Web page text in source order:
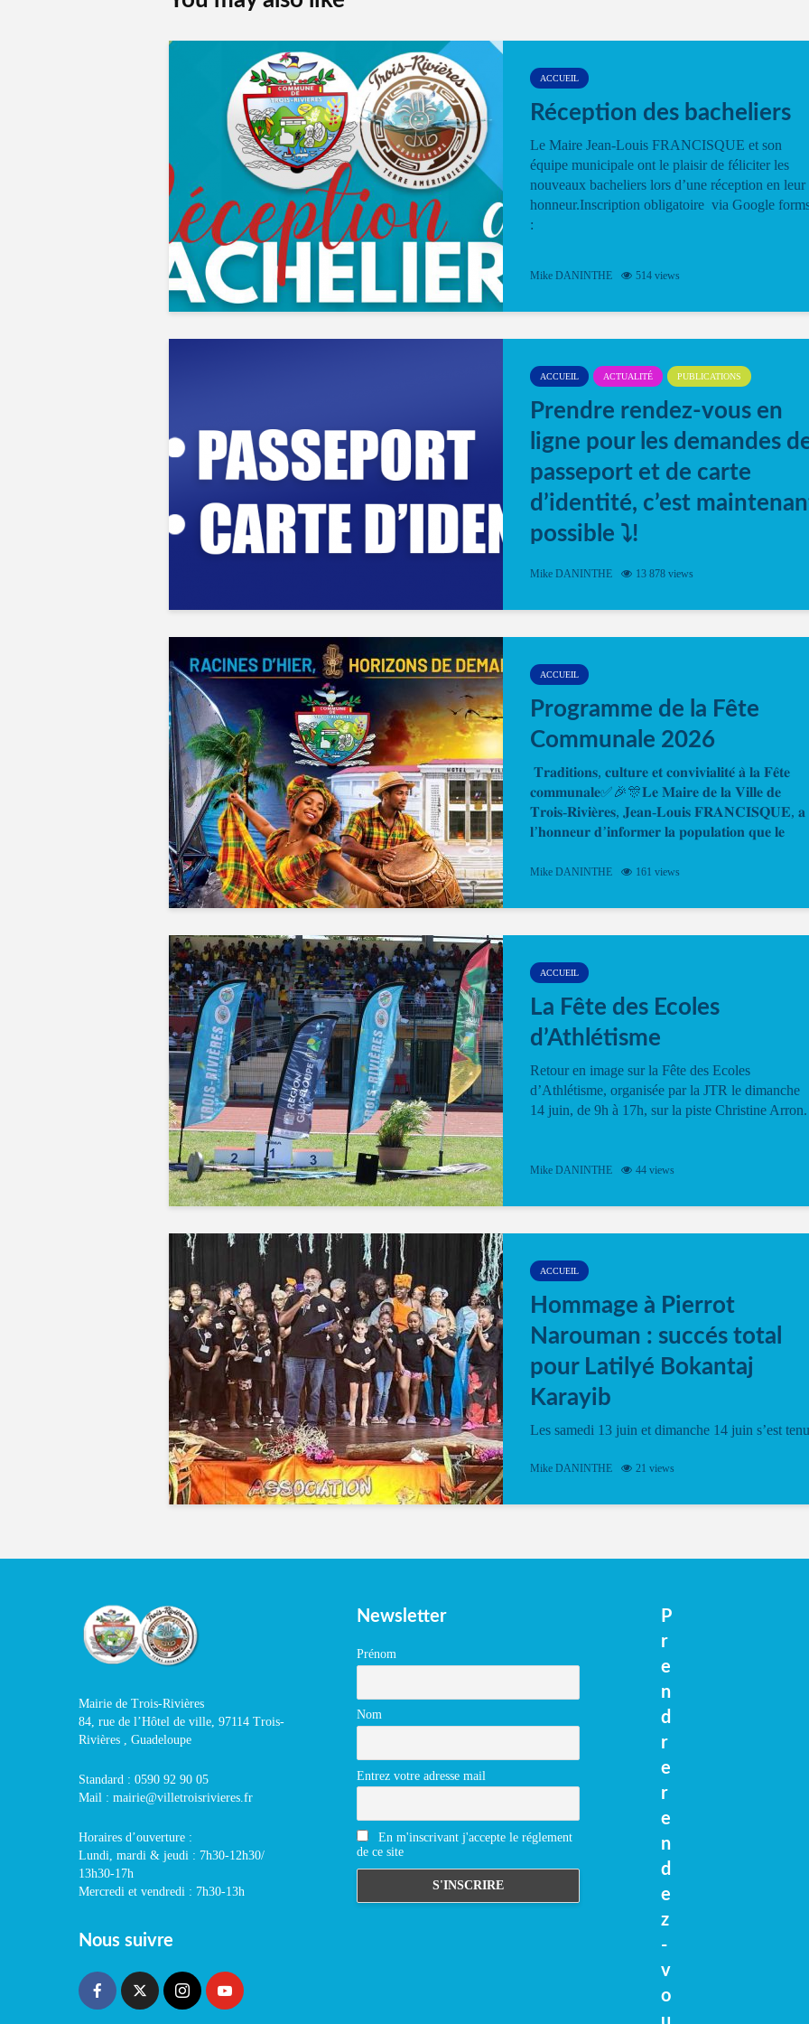
ACCUEIL
Réception des bacheliers
Le Maire Jean-Louis FRANCISQUE et son
équipe municipale ont le plaisir de féliciter les
nouveaux bacheliers lors d’une réception en leur
honneur.Inscription obligatoire via Google
:
Mike DANINTHE 514 views
ACCUEIL ACTUALITÉ PUBLICATIONS
Prendre rendez-vous en
ligne pour les demandes
passeport et de carte
d’identité, c’est
possible ⤵️!
Désormais, il est possible de prendre rendez-
Mike DANINTHE 13 878 views
ACCUEIL
Programme de la Fête
Communale 2026
𝐓𝐫𝐚𝐝𝐢𝐭𝐢𝐨𝐧𝐬, 𝐜𝐮𝐥𝐭𝐮𝐫𝐞 𝐞𝐭 𝐜𝐨𝐧𝐯𝐢𝐯𝐢𝐚𝐥𝐢𝐭𝐞́ 𝐚̀ 𝐥𝐚 𝐅𝐞̂𝐭𝐞
𝐜𝐨𝐦𝐦𝐮𝐧𝐚𝐥𝐞✅🎉🎊𝐋𝐞 𝐌𝐚𝐢𝐫𝐞 𝐝𝐞 𝐥𝐚 𝐕𝐢𝐥𝐥𝐞 𝐝𝐞
𝐓𝐫𝐨𝐢𝐬-𝐑𝐢𝐯𝐢𝐞̀𝐫𝐞𝐬, 𝐉𝐞𝐚𝐧-𝐋𝐨𝐮𝐢𝐬 𝐅𝐑𝐀𝐍𝐂𝐈𝐒𝐐𝐔𝐄, 𝐚
𝐥’𝐡𝐨𝐧𝐧𝐞𝐮𝐫 𝐝’𝐢𝐧𝐟𝐨𝐫𝐦𝐞𝐫 𝐥𝐚 𝐩𝐨𝐩𝐮𝐥𝐚𝐭𝐢𝐨𝐧 𝐪𝐮𝐞 𝐥𝐞
Mike DANINTHE 161 views
ACCUEIL
La Fête des Ecoles
d’Athlétisme
Retour en image sur la Fête des Ecoles
d’Athlétisme, organisée par la JTR le dimanche
14 juin, de 9h à 17h, sur la piste Christine Arron.
Mike DANINTHE 44 views
ACCUEIL
Hommage à Pierrot
Narouman : succés total
pour Latilyé Bokantaj
Karayib
Les samedi 13 juin et dimanche 14 juin s’est tenu
vibrant à Pierrot Narouman, organisé par
spectacle de fin d’année, présenté à la salle...
Mike DANINTHE 21 views
Mairie de Trois-Rivières
84, rue de l’Hôtel de ville, 97114 Trois-
Rivières , Guadeloupe
Standard : 0590 92 90 05
Mail : mairie@villetroisrivieres.fr
Horaires d’ouverture :
Lundi, mardi & jeudi : 7h30-12h30/
13h30-17h
Mercredi et vendredi : 7h30-13h
Nous suivre
Newsletter
Prénom
Nom
Entrez votre adresse mail
En m'inscrivant j'accepte le réglement
de ce site
P
r
e
n
d
r
e
r
e
n
d
e
z
-
v
o